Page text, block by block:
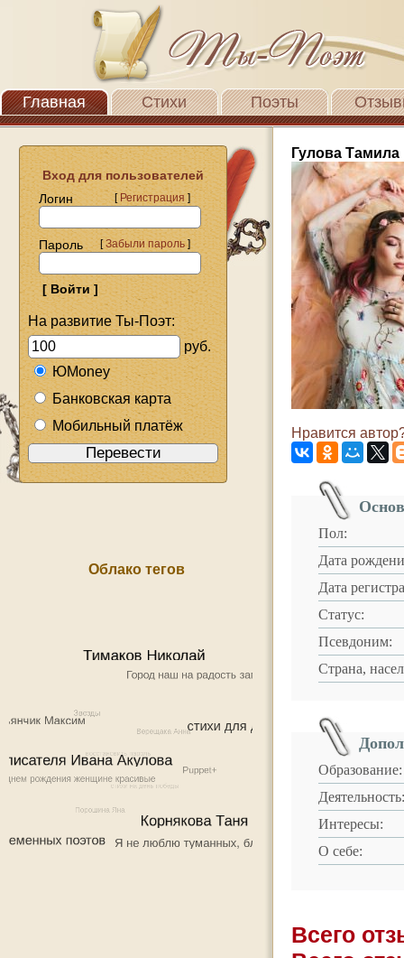
Главная Стихи Поэты
Вход для пользователей
Логин
[Регистрация]
Пароль [Забыли пароль]
На развитие Ты-Поэт:
руб.
ЮMoney
Банковская карта
Мобильный платёж
Облако тегов
Гулова Тамила
Нравится
Пол:
Дата
Дата
Статус:
Псевдоним:
Страна,
Образование:
Деятельность:
Интересы:
О себе:
Всего